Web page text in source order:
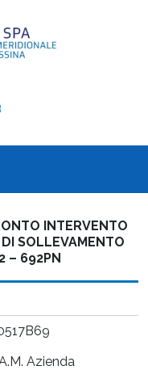
INTERVENTO
SOLLEVAMENTO
– 692PN
Azienda